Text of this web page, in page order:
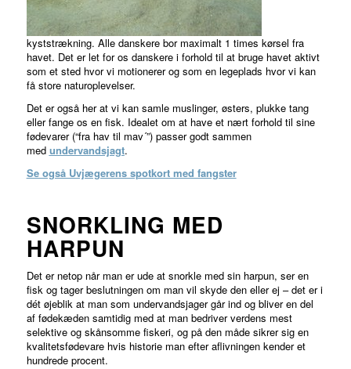
kyststrækning. Alle danskere bor maximalt 1 times kørsel fra
havet. Det er let for os danskere i forhold til at bruge havet aktivt
som et sted hvor vi motionerer og som en legeplads hvor vi kan
få store naturoplevelser.
Det er også her at vi kan samle muslinger, østers, plukke tang
eller fange os en fisk. Idealet om at have et nært forhold til sine
fødevarer (“fra hav til mav´”) passer godt sammen
med undervandsjagt.
Se også Uvjægerens spotkort med fangster
SNORKLING MED
HARPUN
Det er netop når man er ude at snorkle med sin harpun, ser en
fisk og tager beslutningen om man vil skyde den eller ej – det er i
dét øjeblik at man som undervandsjager går ind og bliver en del
af fødekæden samtidig med at man bedriver verdens mest
selektive og skånsomme fiskeri, og på den måde sikrer sig en
kvalitetsfødevare hvis historie man efter aflivningen kender et
hundrede procent.